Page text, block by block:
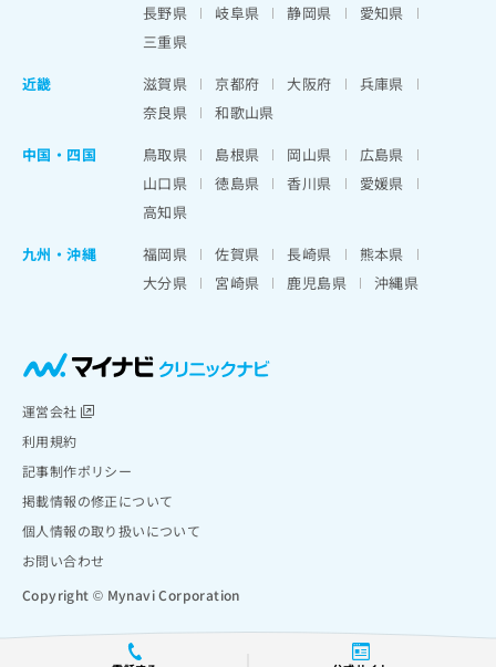
長野県
岐阜県 静岡県
愛知県
三重県
近畿
滋賀県 京都府 大阪府
兵庫県
奈良県
和歌山県
中国・四国
鳥取県 島根県 岡山県
広島県
山口県
徳島県 香川県
愛媛県
高知県
九州・沖縄
福岡県 佐賀県 長崎県
熊本県
大分県
宮崎県 鹿児島県 沖縄県
運営会社
利用規約
記事制作ポリシー
掲載情報の修正について
個人情報の取り扱いについて
お問い合わせ
Copyright © Mynavi Corporation